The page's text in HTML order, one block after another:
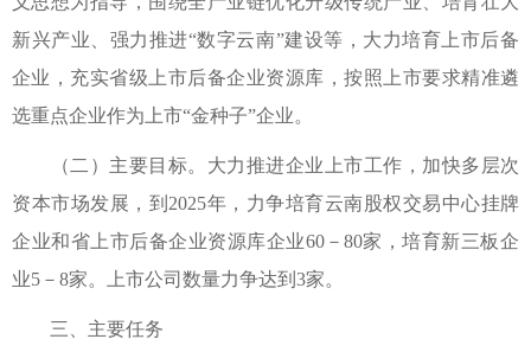
新兴产业、强力推进“数字云南”建设等，大力培育上市后备
企业，充实省级上市后备企业资源库，按照上市要求精准遴
选重点企业作为上市“金种子”企业。
（二）主要目标。大力推进企业上市工作，加快多层次
资本市场发展，到2025年，力争培育云南股权交易中心挂牌
企业和省上市后备企业资源库企业60－80家，培育新三板企
业5－8家。上市公司数量力争达到3家。
三、主要任务